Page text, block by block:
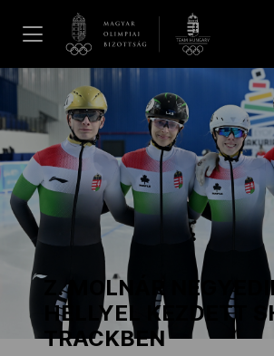
Hírek
Galéria
Dakar 2026
Los Angeles 2028
Z. MOLNÁR
HELLYEL KEZDETT
TRACKBEN